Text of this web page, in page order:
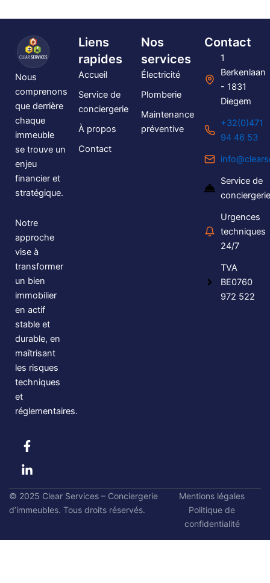
Nous
comprenons
que derrière
chaque
immeuble
se trouve un
enjeu
financier et
stratégique.
Notre
approche
vise à
transformer
un bien
immobilier
en actif
stable et
durable, en
maîtrisant
les risques
techniques
et
réglementaires.
F
a
e
b
o
o
L
i
k
e
d
i
Liens
rapides
Accueil
Service de
conciergerie
À propos
Contact
Nos
services
Électricité
Plomberie
Maintenance
préventive
Contact
1
Berkenlaan
- 1831
Diegem
+32(0)471
94 46 53
Service de
conciergerie
Urgences
techniques
24/7
TVA
BE0760
972 522
© 2025 Clear Services – Conciergerie
d’immeubles. Tous droits réservés.
Mentions légales
Politique de
confidentialité